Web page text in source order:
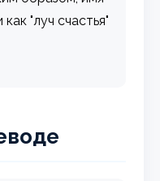
"луч счастья"